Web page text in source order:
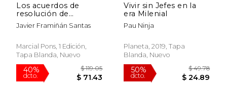
Los acuerdos de
resolución de
conflictos con
reverse payments en
farmacéutico
(Monografías
Javier Framiñán Santas
Marcial Pons, 1 Edición,
Tapa Blanda, Nuevo
Vivir sin Jefes en la
era Milenial
Pau Ninja
Planeta, 2019, Tapa
Blanda, Nuevo